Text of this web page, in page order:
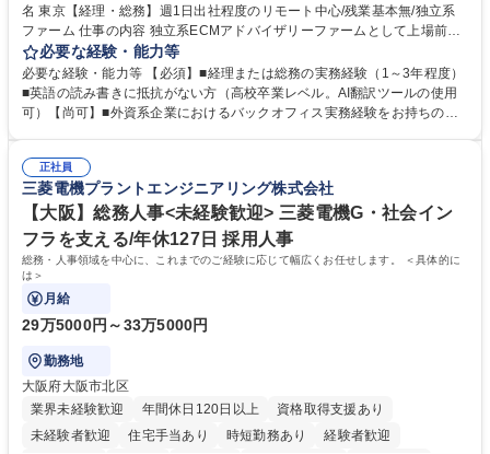
名 東京【経理・総務】週1日出社程度のリモート中心/残業基本無/独立系
ファーム 仕事の内容 独立系ECMアドバイザリーファームとして上場前後
の資本市場戦略を設計する当社にて経理・総務をお任せします。基礎的な
バックオフィス業務からスタートし組織を支える専任担当として広く活躍
できる環境です。 ■日常経理、月次および年次決算サポート業務 ■本国
（グローバル）との英文メール対応（AI翻訳ツール等を使用しての対応で
業務をお任せします。残業も基本的には発生せず、ご自身のペースで業務
を進めやすく定着率の高い環境です。 募集職種 東京【経理・総務】週1日
出社程度のリモート中心/残業基本無/独立系ファーム
必要な経験・能力等
必要な経験・能力等 【必須】■経理または総務の実務経験（1～3年程度）
■英語の読み書きに抵抗がない方（高校卒業レベル。AI翻訳ツールの使用
可）【尚可】■外資系企業におけるバックオフィス実務経験をお持ちの方
【働き方について】現在は週4日程度の在宅勤務を実施しており、ワーク
ライフバランスを重視する方に最適な環境です（フルリモートも面接で相
談可）。【求める人物像】幅広いバックオフィス業務に柔軟に対応でき、
社内外と円滑にコミュニケーションを取りながら業務を推進できる方 学
歴・資格 学歴：大学院 大学 高専 短大 専修学校 高校 語学力： 資格：
正社員
三菱電機プラントエンジニアリング株式会社
【大阪】総務人事<未経験歓迎> 三菱電機G・社会イン
フラを支える/年休127日 採用人事
総務・人事領域を中心に、これまでのご経験に応じて幅広くお任せします。 ＜具体的に
は＞
月給
29万5000円～33万5000円
勤務地
大阪府大阪市北区
業界未経験歓迎
年間休日120日以上
資格取得支援あり
未経験者歓迎
住宅手当あり 時短勤務あり 経験者歓迎